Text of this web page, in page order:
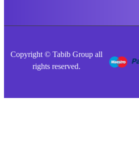
Copyright © Tabib Group all
rights reserved.